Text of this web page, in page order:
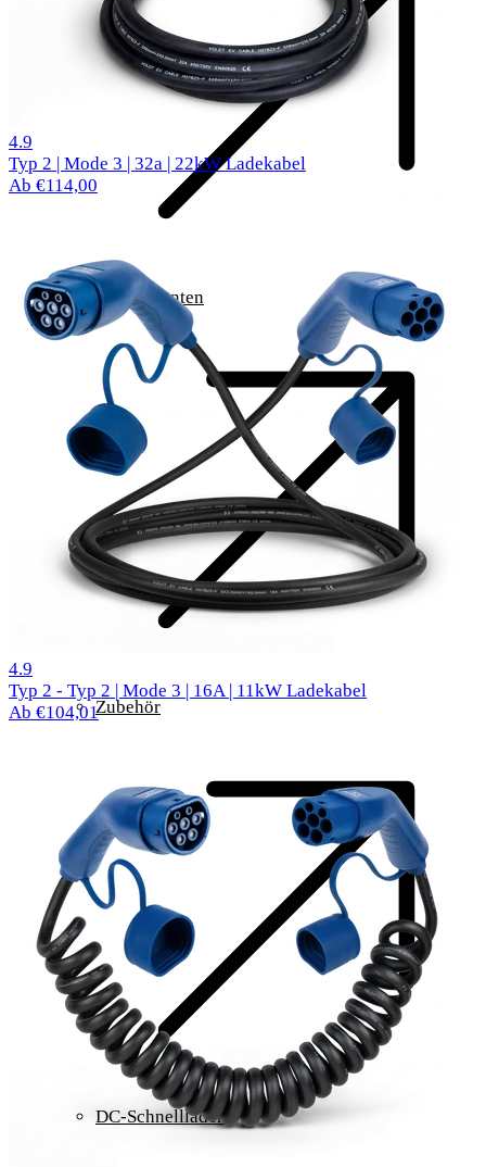
Komponenten
Zubehör
DC-Schnellladen
4.9
Typ 2 | Mode 3 | 32a | 22kW Ladekabel
Ab €114,00
4.9
Typ 2 - Typ 2 | Mode 3 | 16A | 11kW Ladekabel
Ab €104,01